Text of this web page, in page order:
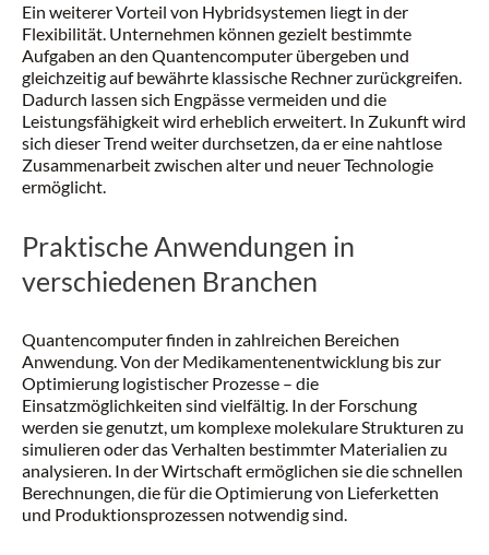
Ein weiterer Vorteil von Hybridsystemen liegt in der
Flexibilität. Unternehmen können gezielt bestimmte
Aufgaben an den Quantencomputer übergeben und
gleichzeitig auf bewährte klassische Rechner zurückgreifen.
Dadurch lassen sich Engpässe vermeiden und die
Leistungsfähigkeit wird erheblich erweitert. In Zukunft wird
sich dieser Trend weiter durchsetzen, da er eine nahtlose
Zusammenarbeit zwischen alter und neuer Technologie
ermöglicht.
Praktische Anwendungen in
verschiedenen Branchen
Quantencomputer finden in zahlreichen Bereichen
Anwendung. Von der Medikamentenentwicklung bis zur
Optimierung logistischer Prozesse – die
Einsatzmöglichkeiten sind vielfältig. In der Forschung
werden sie genutzt, um komplexe molekulare Strukturen zu
simulieren oder das Verhalten bestimmter Materialien zu
analysieren. In der Wirtschaft ermöglichen sie die schnellen
Berechnungen, die für die Optimierung von Lieferketten
und Produktionsprozessen notwendig sind.